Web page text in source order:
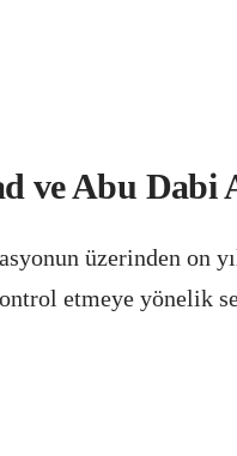
ve Abu
üzerinden
etmeye yönelik